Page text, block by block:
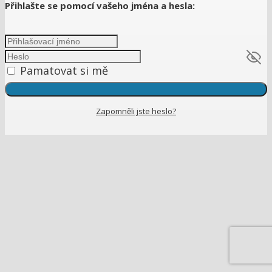
Přihlašte se pomocí vašeho jména a hesla:
Pamatovat si mě
Zapomněli jste heslo?